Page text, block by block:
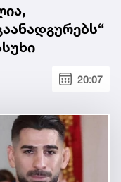
20:07